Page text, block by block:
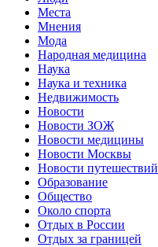
Места
Мнения
Мода
Народная медицина
Наука
Наука и техника
Недвижимость
Новости
Новости ЗОЖ
Новости медицины
Новости Москвы
Новости путешествий
Образование
Общество
Около спорта
Отдых в России
Отдых за границей